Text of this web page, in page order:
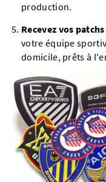
production.
Recevez vos patchs
votre équipe
domicile, prêts à